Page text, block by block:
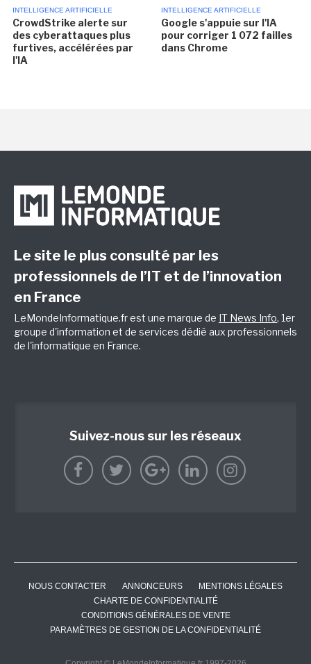
INTELLIGENCE ARTIFICIELLE
CrowdStrike alerte sur
des cyberattaques plus
furtives, accélérées par
l'IA
INTELLIGENCE ARTIFICIELLE
Google s'appuie sur l'IA
pour corriger 1 072 failles
dans Chrome
Le site le plus consulté par les
professionnels de l’IT et de l’innovation
en France
LeMondeInformatique.fr est une marque de IT News Info, 1er
groupe d'information et de services dédié aux professionnels
de l'informatique en France.
Suivez-nous sur les réseaux
NOUS CONTACTER ANNONCEURS
MENTIONS LÉGALES
CHARTE DE CONFIDENTIALITÉ
CONDITIONS GÉNÉRALES DE VENTE
PARAMÈTRES DE GESTION DE LA CONFIDENTIALITÉ